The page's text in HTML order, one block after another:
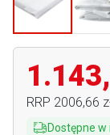
RRP 2006,66
Dostępne